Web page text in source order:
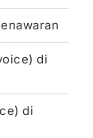
di
di